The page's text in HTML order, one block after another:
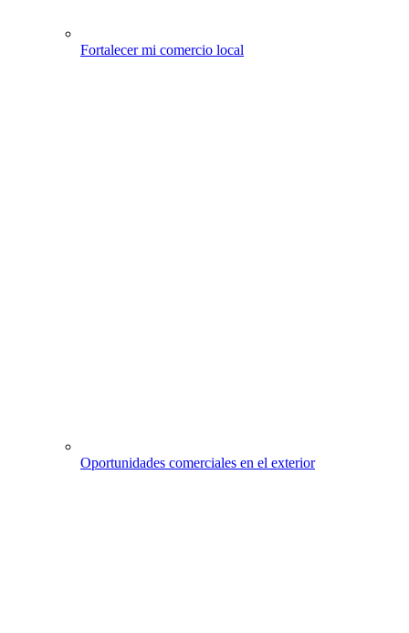
Fortalecer mi comercio local
Oportunidades comerciales en el exterior